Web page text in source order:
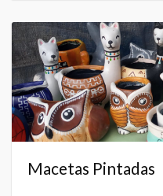
Macetas Pintadas